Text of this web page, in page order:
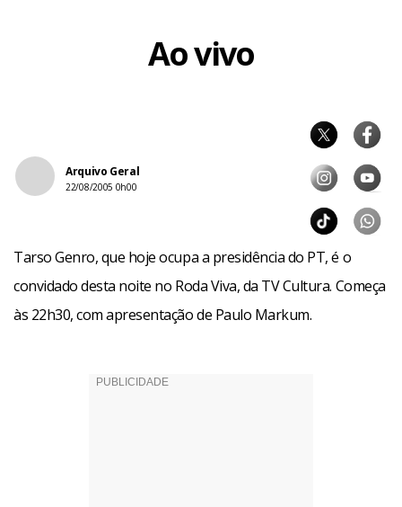
Ao vivo
Arquivo Geral
22/08/2005 0h00
Tarso Genro, que hoje ocupa a presidência do PT, é o
convidado desta noite no Roda Viva, da TV Cultura. Começa
às 22h30, com apresentação de Paulo Markum.